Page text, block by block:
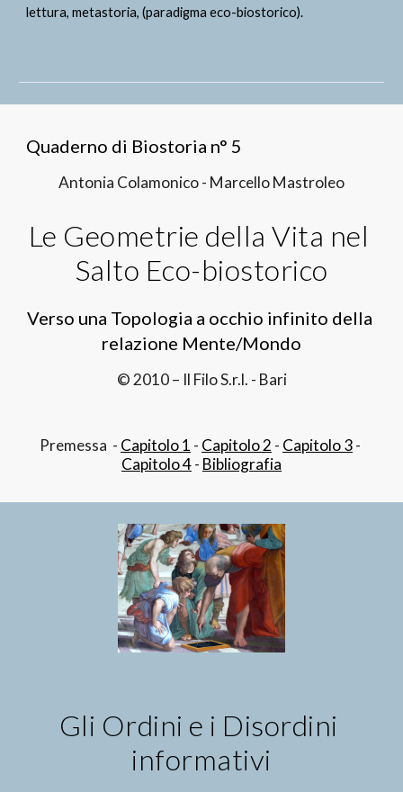
lettura, metastoria, (paradigma eco-biostorico).
Quaderno di Biostoria n° 5
Antonia Colamonico - Marcello Mastroleo
Le Geometrie della Vita nel
Salto Eco-biostorico
Verso una Topologia a occhio infinito della
relazione Mente/Mondo
© 2010 – Il Filo S.r.l. - Bari
Premessa  - Capitolo 1 - Capitolo 2 - Capitolo 3
Capitolo 4 - Bibliografia
Gli Ordini e i Disordini
informativi